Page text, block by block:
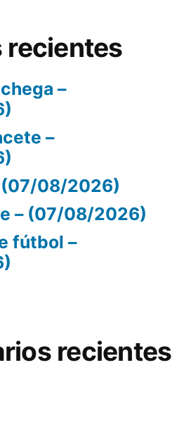
recientes
–
–
(07/08/2026)
– (07/08/2026)
fútbol –
recientes